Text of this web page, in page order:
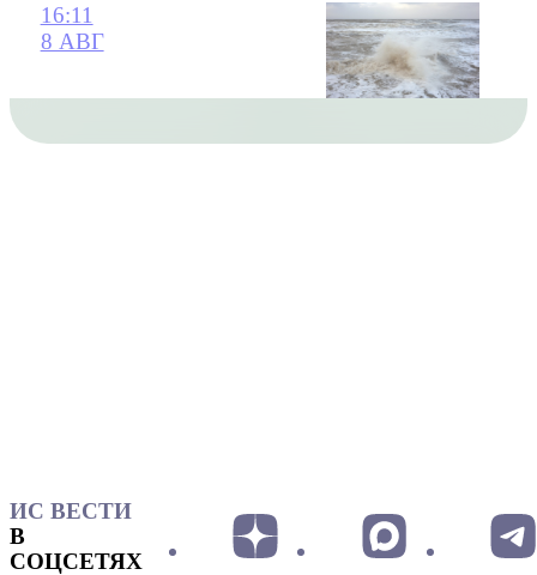
16:11
8 АВГ
ИС ВЕСТИ
В
СОЦСЕТЯХ